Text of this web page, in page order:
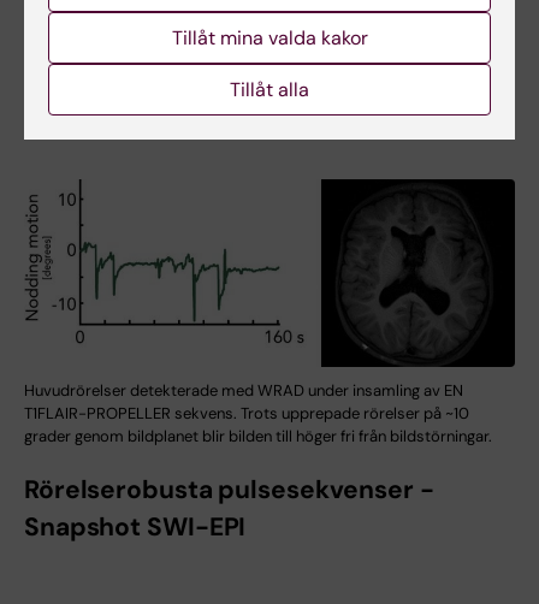
Huvudrörelser detekterade med WRAD under insamling av EN
T1FLAIR-PROPELLER sekvens. Trots upprepade rörelser på ~10
grader genom bildplanet blir bilden till höger fri från bildstörningar.
Rörelserobusta pulsesekvenser -
Snapshot SWI-EPI
Tillåt mina valda kakor
Tillåt alla